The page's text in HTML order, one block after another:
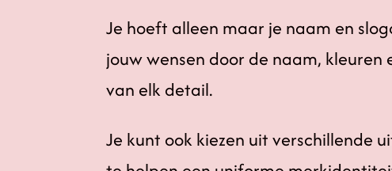
Je hoeft alleen maar je naam en
jouw wensen door de naam,
van elk detail.
Je kunt ook kiezen uit verschillende